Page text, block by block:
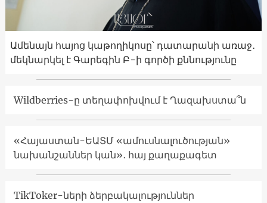
Ամենայն հայոց կաթողիկոսը՝ դատարանի առաջ․
մեկնարկել է Գարեգին Բ-ի գործի քննությունը
Wildberries-ը տեղափոխվում է Ղազախստա՞ն
«Հայաստան-ԵԱՏՄ «ամուսնալուծության»
նախանշաններ կան»․ հայ քաղաքագետ
TikToker-ների ձերբակալություններ